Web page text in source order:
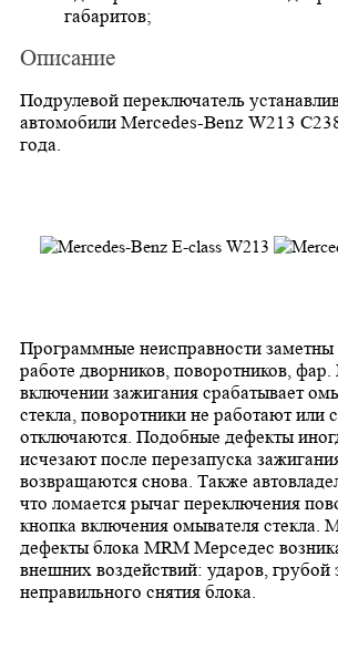
габаритов;
Описание
Подрулевой переключатель
автомобили Mercedes-Benz W213
года.
Программные неисправности заметны
работе дворников, поворотников, фар.
включении зажигания срабатывает
стекла, поворотники не работают или
отключаются. Подобные дефекты
исчезают после перезапуска
возвращаются снова. Также
что ломается рычаг переключения
кнопка включения омывателя стекла.
дефекты блока MRM Мерседес
внешних воздействий: ударов, грубой
неправильного снятия блока.